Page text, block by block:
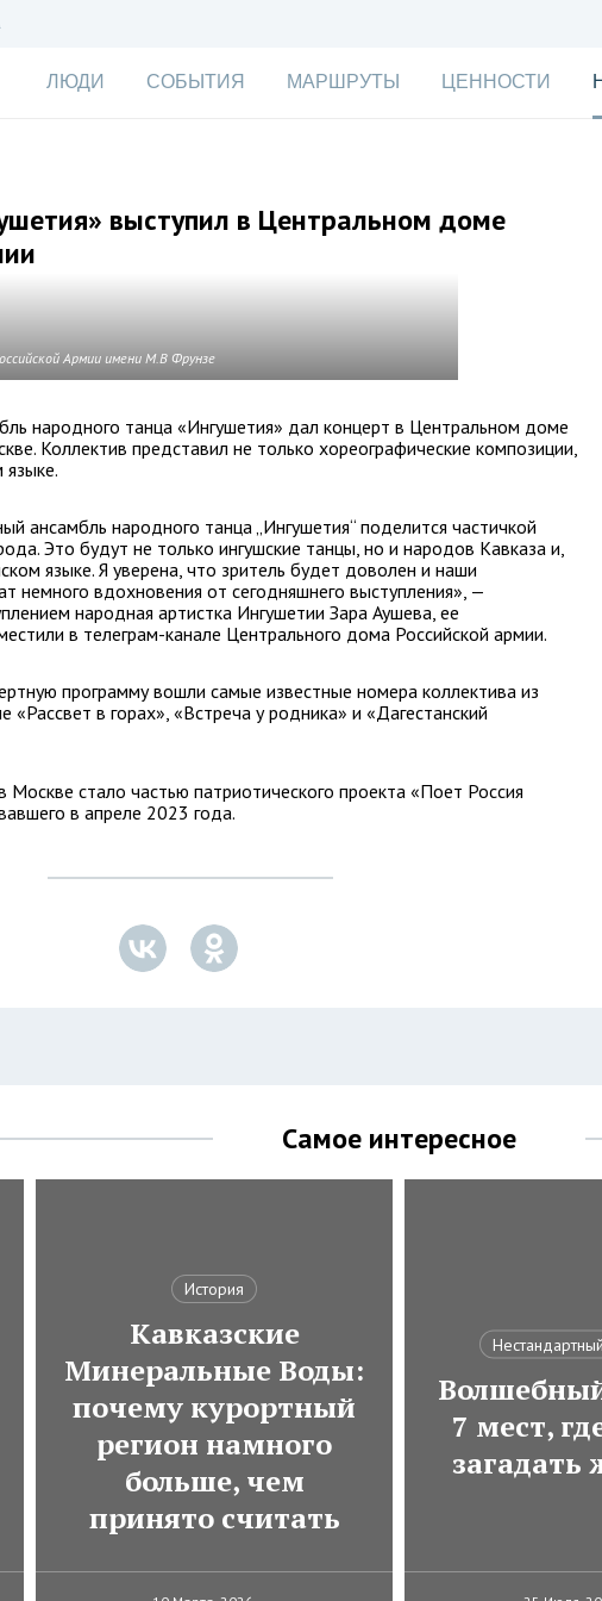
ЛЮДИ СОБЫТИЯ МАРШРУТЫ ЦЕННОСТИ
выступил в Центральном доме
Армии имени М.В Фрунзе
народного танца «Ингушетия» дал концерт в Центральном доме
Коллектив представил не только хореографические композиции,
языке.
ансамбль народного танца „Ингушетия“ поделится частичкой
Это будут не только ингушские танцы, но и народов Кавказа и,
языке. Я уверена, что зритель будет доволен и наши
немного вдохновения от сегодняшнего выступления», —
народная артистка Ингушетии Зара Аушева, ее
в телеграм-канале Центрального дома Российской армии.
программу вошли самые известные номера коллектива из
«Рассвет в горах», «Встреча у родника» и «Дагестанский
Москве стало частью патриотического проекта «Поет Россия
в апреле 2023 года.
Самое интересное
История
Кавказские
Минеральные Воды:
почему курортный
регион намного
больше, чем
принято считать
7 мест,
загадать